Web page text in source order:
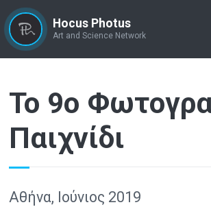
Hocus Photus
Art and Science Network
Το 9ο
Παιχνίδι
Αθήνα, Ιούνιος 2019